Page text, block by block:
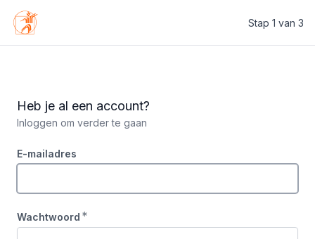
Studiosi Mobilae
Stap 1 van 3
Heb je al een account?
Inloggen om verder te gaan
E-mailadres
Wachtwoord *